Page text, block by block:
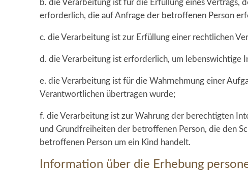
b. die Verarbeitung ist für die Erfüllung eines
erforderlich, die auf Anfrage der betroffenen Person
c. die Verarbeitung ist zur Erfüllung einer rechtlichen
d. die Verarbeitung ist erforderlich, um lebenswichtige
e. die Verarbeitung ist für die Wahrnehmung einer
Verantwortlichen übertragen wurde;
f. die Verarbeitung ist zur Wahrung der berechtigten
und Grundfreiheiten der betroffenen Person, die den
betroffenen Person um ein Kind handelt.
Information über die Erhebung